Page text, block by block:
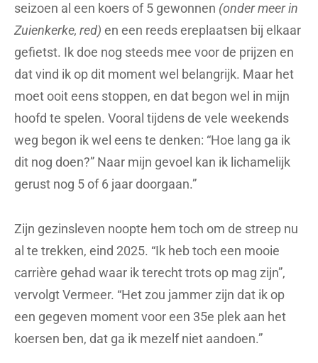
seizoen al een koers of 5 gewonnen (onder meer in
Zuienkerke, red) en een reeds ereplaatsen bij elkaar
gefietst. Ik doe nog steeds mee voor de prijzen en
dat vind ik op dit moment wel belangrijk. Maar het
moet ooit eens stoppen, en dat begon wel in mijn
hoofd te spelen. Vooral tijdens de vele weekends
weg begon ik wel eens te denken: “Hoe lang ga ik
dit nog doen?” Naar mijn gevoel kan ik lichamelijk
gerust nog 5 of 6 jaar doorgaan.”
Zijn gezinsleven noopte hem toch om de streep nu
al te trekken, eind 2025. “Ik heb toch een mooie
carrière gehad waar ik terecht trots op mag zijn”,
vervolgt Vermeer. “Het zou jammer zijn dat ik op
een gegeven moment voor een 35e plek aan het
koersen ben, dat ga ik mezelf niet aandoen.”